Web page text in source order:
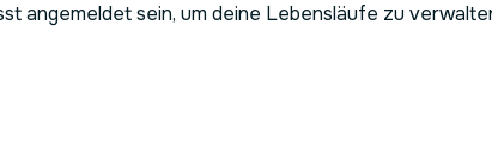
angemeldet sein, um deine Lebensläufe zu